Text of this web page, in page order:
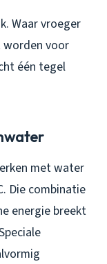
Waar vroeger
worden voor
één tegel
met water
Die combinatie
energie breekt